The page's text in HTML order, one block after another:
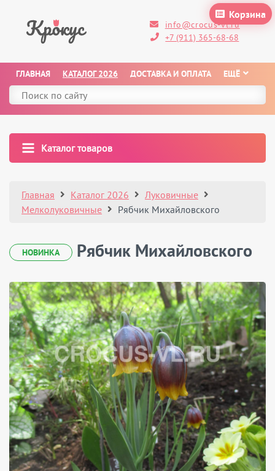
Корзина
info@crocus-vl.ru
+7 (911) 365-68-68
ГЛАВНАЯ КАТАЛОГ 2026 ДОСТАВКА И ОПЛАТА ЕЩЁ
Каталог товаров
Главная Каталог 2026
Луковичные
Мелколуковичные
Рябчик Михайловского
НОВИНКА Рябчик Михайловского